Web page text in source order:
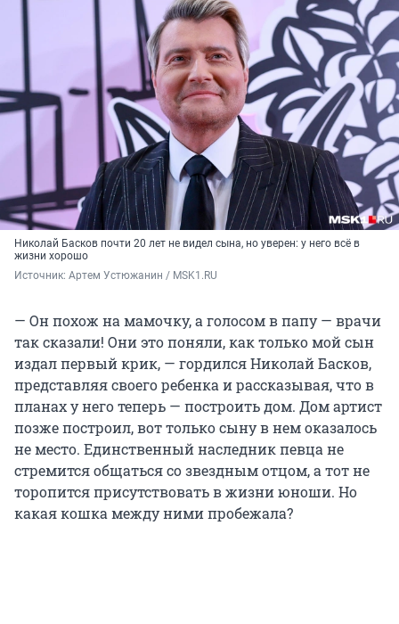
Николай Басков почти 20 лет не видел сына, но уверен: у него всё в
жизни хорошо
Источник: Артем Устюжанин / MSK1.RU
— Он похож на мамочку, а голосом в папу — врачи
так сказали! Они это поняли, как только мой сын
издал первый крик, — гордился Николай Басков,
представляя своего ребенка и рассказывая, что в
планах у него теперь — построить дом. Дом артист
позже построил, вот только сыну в нем оказалось
не место. Единственный наследник певца не
стремится общаться со звездным отцом, а тот не
торопится присутствовать в жизни юноши. Но
какая кошка между ними пробежала?